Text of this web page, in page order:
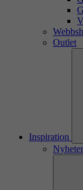
Outlet
Inspiration